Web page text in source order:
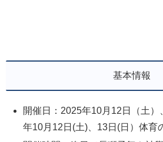
基本情報
開催日：2025年10月12日（土
年10月12日(土)、13日(日）体育